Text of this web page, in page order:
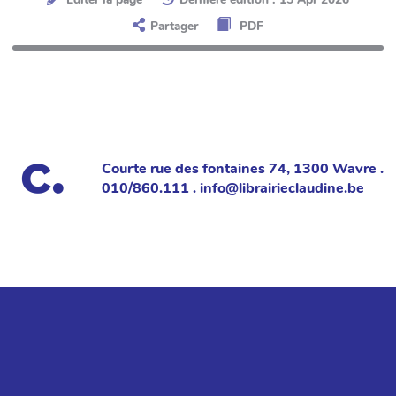
Partager
PDF
Courte rue des fontaines 74, 1300 Wavre .
010/860.111 . info@librairieclaudine.be